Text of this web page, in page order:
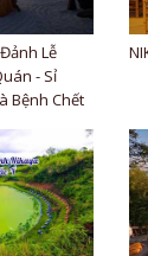
Lễ
- Sỉ
Bệnh Chết